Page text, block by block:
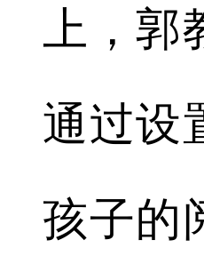
上，
通过设
孩子的